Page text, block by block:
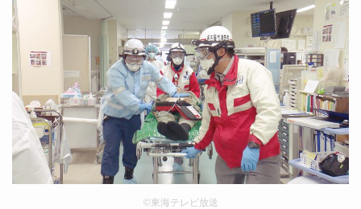
©東海テレビ放送